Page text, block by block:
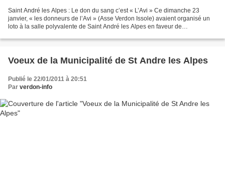
Saint André les Alpes : Le don du sang c’est « L’Avi » Ce dimanche 23
janvier, « les donneurs de l’Avi » (Asse Verdon Issole) avaient organisé un
loto à la salle polyvalente de Saint André les Alpes en faveur de
Voeux de la Municipalité de St Andre les Alpes
Publié le 22/01/2011 à 20:51
Par verdon-info